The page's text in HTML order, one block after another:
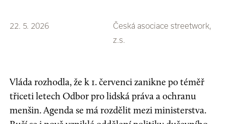
22. 5. 2026
Česká asociace streetwork,
z.s.
Vláda rozhodla, že k 1. červenci zanikne po téměř
třiceti letech Odbor pro lidská práva a ochranu
menšin. Agenda se má rozdělit mezi ministerstva.